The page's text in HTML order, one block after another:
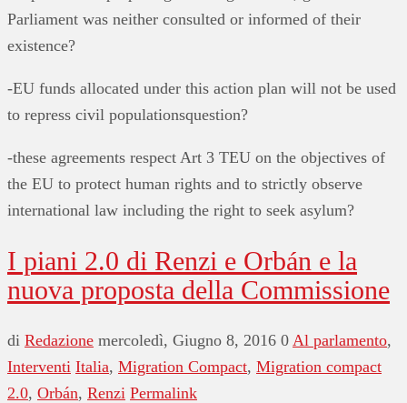
Parliament was neither consulted or informed of their
existence?
-EU funds allocated under this action plan will not be used
to repress civil populationsquestion?
-these agreements respect Art 3 TEU on the objectives of
the EU to protect human rights and to strictly observe
international law including the right to seek asylum?
I piani 2.0 di Renzi e Orbán e la
nuova proposta della Commissione
di Redazione mercoledì, Giugno 8, 2016 0 Al parlamento,
Interventi Italia, Migration Compact, Migration compact
2.0, Orbán, Renzi Permalink